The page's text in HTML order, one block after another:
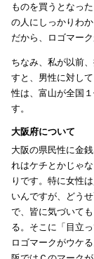
ものを買うとなっ
の人にしっかりわ
だから、ロゴマー
ちなみ、私が以前
すと、男性に対し
性は、富山が全国
す。
大阪府について
大阪の県民性に金
れはケチとかじゃ
りです。特に女性
いんですが、どう
で、皆に気づいて
る。そこに「目立
ロゴマークがウケ